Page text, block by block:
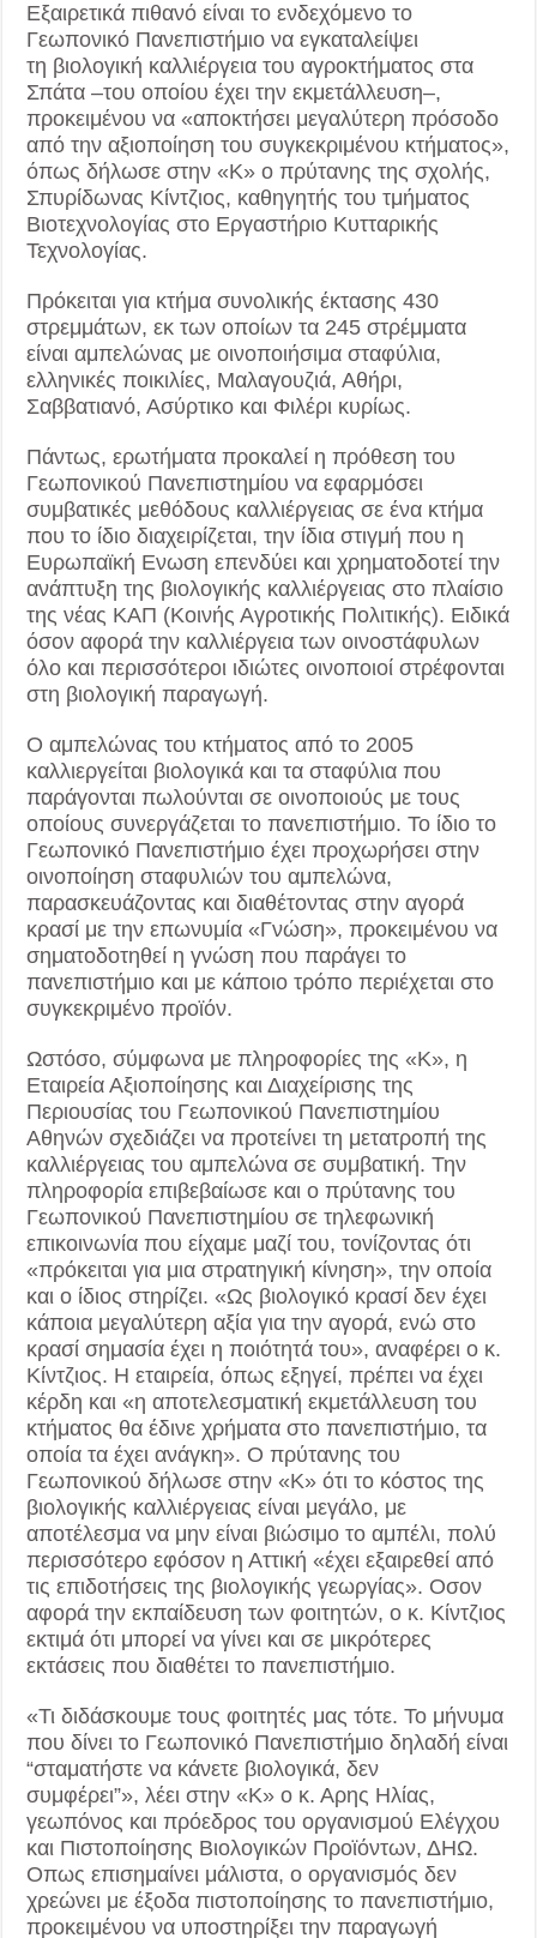
Εξαιρετικά πιθανό είναι το ενδεχόμενο το
Γεωπονικό Πανεπιστήμιο να εγκαταλείψει
τη βιολογική καλλιέργεια του αγροκτήματος στα
Σπάτα –του οποίου έχει την εκμετάλλευση–,
προκειμένου να «αποκτήσει μεγαλύτερη πρόσοδο
από την αξιοποίηση του συγκεκριμένου κτήματος»,
όπως δήλωσε στην «Κ» ο πρύτανης της σχολής,
Σπυρίδωνας Κίντζιος, καθηγητής του τμήματος
Βιοτεχνολογίας στο Εργαστήριο Κυτταρικής
Τεχνολογίας.
Πρόκειται για κτήμα συνολικής έκτασης 430
στρεμμάτων, εκ των οποίων τα 245 στρέμματα
είναι αμπελώνας με οινοποιήσιμα σταφύλια,
ελληνικές ποικιλίες, Μαλαγουζιά, Αθήρι,
Σαββατιανό, Ασύρτικο και Φιλέρι κυρίως.
Πάντως, ερωτήματα προκαλεί η πρόθεση του
Γεωπονικού Πανεπιστημίου να εφαρμόσει
συμβατικές μεθόδους καλλιέργειας σε ένα κτήμα
που το ίδιο διαχειρίζεται, την ίδια στιγμή που η
Ευρωπαϊκή Ενωση επενδύει και χρηματοδοτεί την
ανάπτυξη της βιολογικής καλλιέργειας στο πλαίσιο
της νέας ΚΑΠ (Κοινής Αγροτικής Πολιτικής). Ειδικά
όσον αφορά την καλλιέργεια των οινοστάφυλων
όλο και περισσότεροι ιδιώτες οινοποιοί στρέφονται
στη βιολογική παραγωγή.
Ο αμπελώνας του κτήματος από το 2005
καλλιεργείται βιολογικά και τα σταφύλια που
παράγονται πωλούνται σε οινοποιούς με τους
οποίους συνεργάζεται το πανεπιστήμιο. Το ίδιο το
Γεωπονικό Πανεπιστήμιο έχει προχωρήσει στην
οινοποίηση σταφυλιών του αμπελώνα,
παρασκευάζοντας και διαθέτοντας στην αγορά
κρασί με την επωνυμία «Γνώση», προκειμένου να
σηματοδοτηθεί η γνώση που παράγει το
πανεπιστήμιο και με κάποιο τρόπο περιέχεται στο
συγκεκριμένο προϊόν.
Ωστόσο, σύμφωνα με πληροφορίες της «Κ», η
Εταιρεία Αξιοποίησης και Διαχείρισης της
Περιουσίας του Γεωπονικού Πανεπιστημίου
Αθηνών σχεδιάζει να προτείνει τη μετατροπή της
καλλιέργειας του αμπελώνα σε συμβατική. Την
πληροφορία επιβεβαίωσε και ο πρύτανης του
Γεωπονικού Πανεπιστημίου σε τηλεφωνική
επικοινωνία που είχαμε μαζί του, τονίζοντας ότι
«πρόκειται για μια στρατηγική κίνηση», την οποία
και ο ίδιος στηρίζει. «Ως βιολογικό κρασί δεν έχει
κάποια μεγαλύτερη αξία για την αγορά, ενώ στο
κρασί σημασία έχει η ποιότητά του», αναφέρει ο κ.
Κίντζιος. Η εταιρεία, όπως εξηγεί, πρέπει να έχει
κέρδη και «η αποτελεσματική εκμετάλλευση του
κτήματος θα έδινε χρήματα στο πανεπιστήμιο, τα
οποία τα έχει ανάγκη». Ο πρύτανης του
Γεωπονικού δήλωσε στην «Κ» ότι το κόστος της
βιολογικής καλλιέργειας είναι μεγάλο, με
αποτέλεσμα να μην είναι βιώσιμο το αμπέλι, πολύ
περισσότερο εφόσον η Αττική «έχει εξαιρεθεί από
τις επιδοτήσεις της βιολογικής γεωργίας». Οσον
αφορά την εκπαίδευση των φοιτητών, ο κ. Κίντζιος
εκτιμά ότι μπορεί να γίνει και σε μικρότερες
εκτάσεις που διαθέτει το πανεπιστήμιο.
«Τι διδάσκουμε τους φοιτητές μας τότε. Το μήνυμα
που δίνει το Γεωπονικό Πανεπιστήμιο δηλαδή είναι
“σταματήστε να κάνετε βιολογικά, δεν
συμφέρει”», λέει στην «Κ» ο κ. Αρης Ηλίας,
γεωπόνος και πρόεδρος του οργανισμού Ελέγχου
και Πιστοποίησης Βιολογικών Προϊόντων, ΔΗΩ.
Οπως επισημαίνει μάλιστα, ο οργανισμός δεν
χρεώνει με έξοδα πιστοποίησης το πανεπιστήμιο,
προκειμένου να υποστηρίξει την παραγωγή